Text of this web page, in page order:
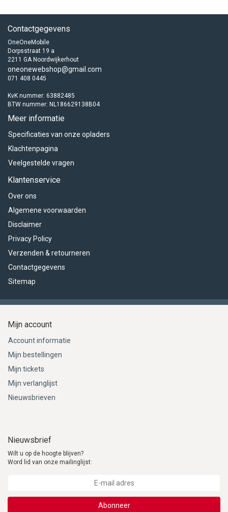
Contactgegevens
OneOneMobile
Dorpsstraat 19 a
2211 GA Noordwijkerhout
oneonewebshop@gmail.com
071 408 0445
KvK nummer: 63882485
BTW nummer: NL186629138B04
Meer informatie
Specificaties van onze opladers
Klachtenpagina
Veelgestelde vragen
Klantenservice
Over ons
Algemene voorwaarden
Disclaimer
Privacy Policy
Verzenden & retourneren
Contactgegevens
Sitemap
Mijn account
Account informatie
Mijn bestellingen
Mijn tickets
Mijn verlanglijst
Nieuwsbrieven
Nieuwsbrief
Wilt u op de hoogte blijven?
Word lid van onze mailinglijst:
Abonneer